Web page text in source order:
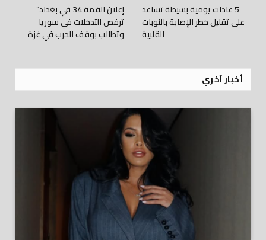
5 عادات يومية بسيطة تساعد
على تقليل خطر الإصابة بالنوبات
القلبية
إعلان القمة 34 في بغداد”
ترفض التدخلات في سوريا
وتطالب بوقف الحرب في غزة
أخبار آخري